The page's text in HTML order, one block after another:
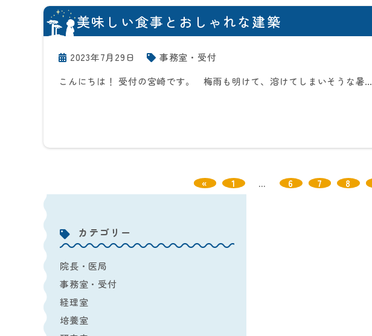
美味しい食事とおしゃれな建築
2023年7月29日
事務室・受付
こんにちは！ 受付の宮崎です。 梅雨も明けて、溶けてしまいそうな暑…
« 1 … 6 7 8
カテゴリー
院長・医局
事務室・受付
経理室
培養室